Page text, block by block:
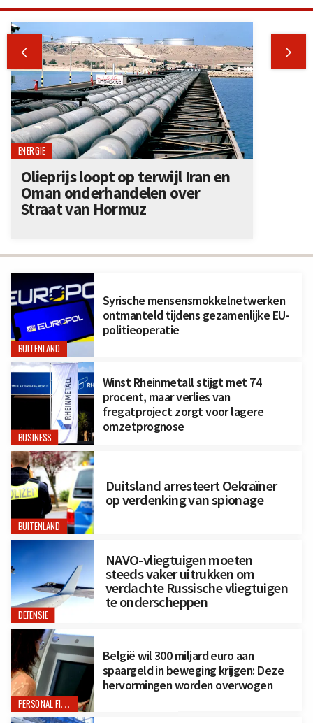
BUITENLAND
Syrische mensensmokkelnetwerken
ontmanteld tijdens gezamenlijke EU-
politieoperatie
BUSINESS
Winst Rheinmetall stijgt met 74
procent, maar verlies van
fregatproject zorgt voor lagere
omzetprognose
BUITENLAND
Duitsland arresteert Oekraïner
op verdenking van spionage
DEFENSIE
NAVO-vliegtuigen moeten
steeds vaker uitrukken om
verdachte Russische vliegtuigen
te onderscheppen
PERSONAL FINANCE
België wil 300 miljard euro aan
spaargeld in beweging krijgen: Deze
hervormingen worden overwogen
 
ENERGIE
Olieprijs loopt op terwijl Iran en
Oman onderhandelen over
Straat van Hormuz